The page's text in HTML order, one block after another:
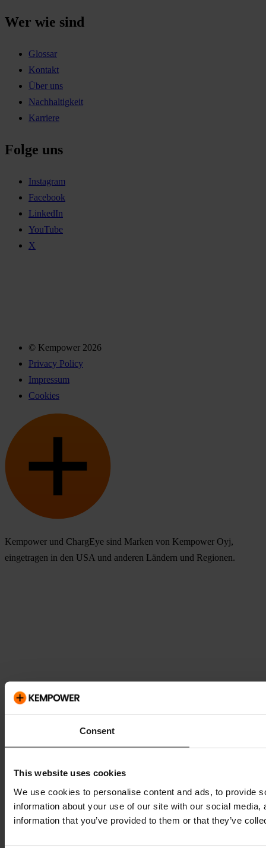
Consent
This website uses cookies
We use cookies to personalise content and ads, to provide
information about your use of our site with our social
information that you’ve provided to them or that they’ve
Wer wie sind
Glossar
Kontakt
Über uns
Nachhaltigkeit
Karriere
Folge uns
Instagram
Facebook
LinkedIn
YouTube
X
© Kempower 2026
Privacy Policy
Impressum
Cookies
Kempower und ChargEye sind Marken von Kempower Oyj,
eingetragen in den USA und anderen Ländern und Regionen.